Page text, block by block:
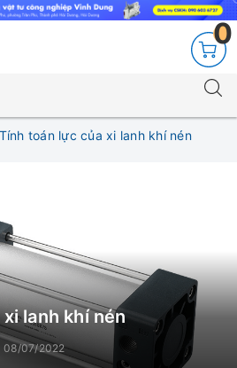
0
Tính toán lực của xi lanh khí nén
lanh khí nén
08/07/2022